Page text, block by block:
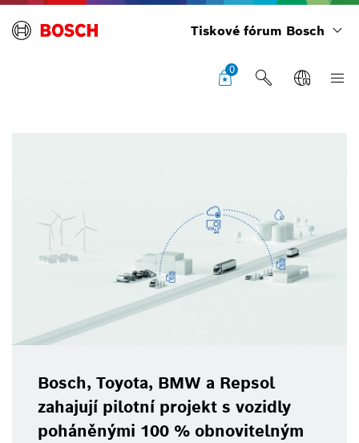
Tiskové fórum Bosch
0
Bosch, Toyota, BMW a Repsol
zahajují pilotní projekt s vozidly
poháněnými 100 % obnovitelným